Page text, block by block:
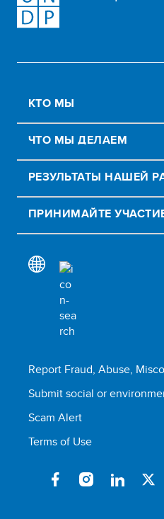
КТО МЫ
ЧТО МЫ ДЕЛАЕМ
РЕЗУЛЬТАТЫ НАШЕЙ
ПРИНИМАЙТЕ
Report Fraud, Abuse,
Submit social or
Scam Alert
Terms of Use